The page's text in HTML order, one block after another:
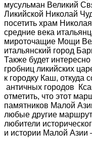
мусульман Великий
Ликийской Николай
посетить храм
средние века
мироточащие Мощи
итальянский город
Также будет
гробниц ликийских
к городку Каш, откуда
античных городов
отметить, что этот
памятников Малой
любые другие
любители
и истории Малой